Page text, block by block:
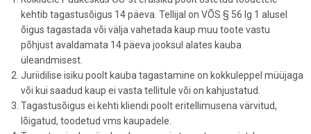
kehtib tagastusõigus 14 päeva. Tellijal on VÕS § 56 lg 1 alusel
õigus tagastada või välja vahetada kaup muu toote vastu
põhjust avaldamata 14 päeva jooksul alates kauba
üleandmisest.
Juriidilise isiku poolt kauba tagastamine on kokkuleppel müüjaga
või kui saadud kaup ei vasta tellitule või on kahjustatud.
Tagastusõigus ei kehti kliendi poolt eritellimusena värvitud,
lõigatud, toodetud vms kaupadele.